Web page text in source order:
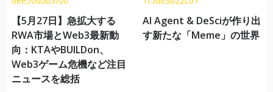
【5月27日】急拡大する
RWA市場とWeb3最新動
向：KTAやBUILDon、
Web3ゲーム危機など注目
ニュースを総括
AI Agent & DeSciが作り出
す新たな「Meme」の世界